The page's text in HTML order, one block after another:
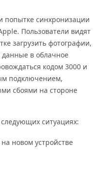
попытке синхронизации
Пользователи видят
загрузить фотографии,
данные в облачное
кодом 3000 и
подключением,
сбоями на стороне
ситуациях:
новом устройстве